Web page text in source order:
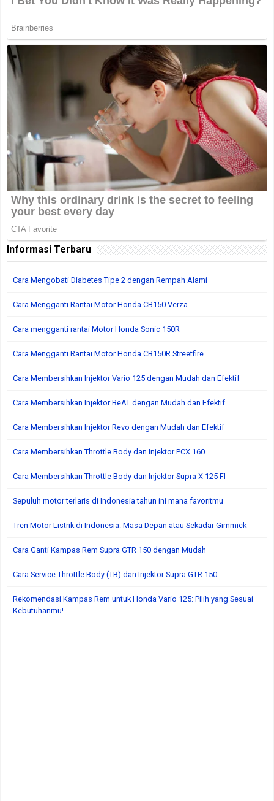
Informasi Terbaru
Cara Mengobati Diabetes Tipe 2 dengan Rempah Alami
Cara Mengganti Rantai Motor Honda CB150 Verza
Cara mengganti rantai Motor Honda Sonic 150R
Cara Mengganti Rantai Motor Honda CB150R Streetfire
Cara Membersihkan Injektor Vario 125 dengan Mudah dan Efektif
Cara Membersihkan Injektor BeAT dengan Mudah dan Efektif
Cara Membersihkan Injektor Revo dengan Mudah dan Efektif
Cara Membersihkan Throttle Body dan Injektor PCX 160
Cara Membersihkan Throttle Body dan Injektor Supra X 125 FI
Sepuluh motor terlaris di Indonesia tahun ini mana favoritmu
Tren Motor Listrik di Indonesia: Masa Depan atau Sekadar Gimmick
Cara Ganti Kampas Rem Supra GTR 150 dengan Mudah
Cara Service Throttle Body (TB) dan Injektor Supra GTR 150
Rekomendasi Kampas Rem untuk Honda Vario 125: Pilih yang Sesuai
Kebutuhanmu!